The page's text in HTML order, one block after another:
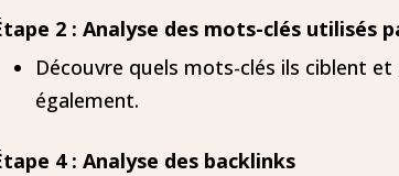
2 : Analyse des mots-clés utilisés
Découvre quels mots-clés ils ciblent
également.
4 : Analyse des backlinks